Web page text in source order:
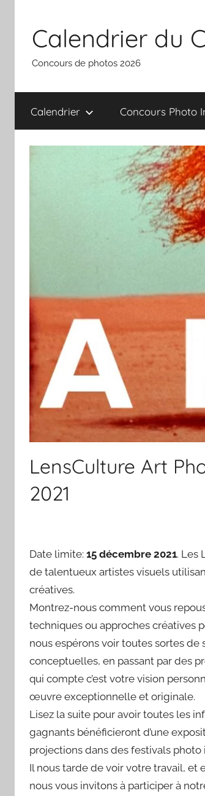
contenu
Calendrier du
Concours de photos 2026
Calendrier Concours Photo
LensCulture Art
2021
Date limite: 15 décembre 2021. Les
de talentueux artistes visuels
créatives.
Montrez-nous comment vous
techniques ou approches créatives
nous espérons voir toutes sortes
conceptuelles, en passant par des
qui compte c’est votre vision
œuvre exceptionnelle et originale.
Lisez la suite pour avoir toutes les
gagnants bénéficieront d’une
projections dans des festivals
Il nous tarde de voir votre travail, et
nous vous invitons à participer à